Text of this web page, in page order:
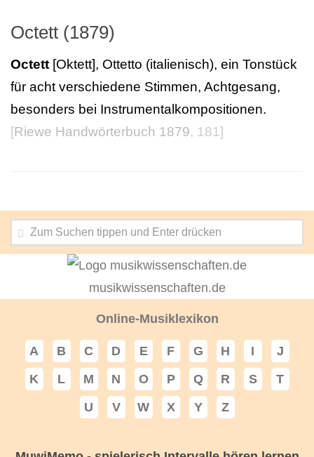
Octett (1879)
Octett [Oktett], Ottetto (italienisch), ein Tonstück
für acht verschiedene Stimmen, Achtgesang,
besonders bei Instrumentalkompositionen.
[Riewe Handwörterbuch 1879, 181]
musikwissenschaften.de
Online-Musiklexikon
A B C D E F G H I
J
K
L M N O P Q R S
T
U
V W X Y Z